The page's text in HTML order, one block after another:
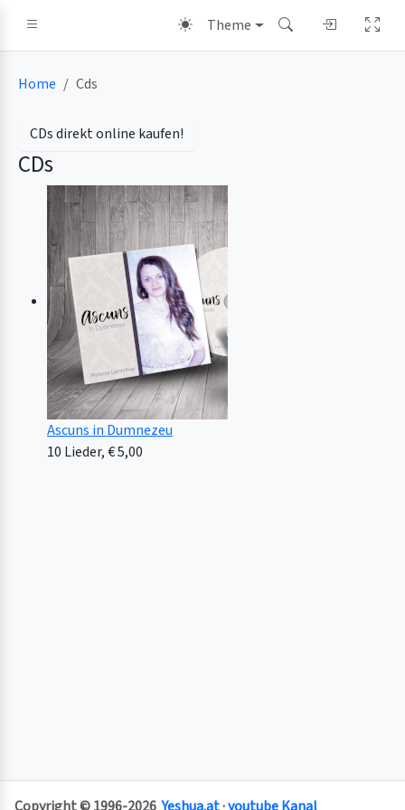
Theme
Home Cds
CDs direkt online kaufen!
CDs
Ascuns in Dumnezeu
10 Lieder, € 5,00